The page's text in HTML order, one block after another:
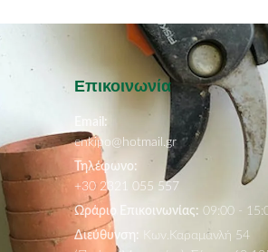
Επικοινωνία
Email:
enkipo@hotmail.gr
Τηλέφωνο:
+30 2321 055 557
Ωράριο Επικοινωνίας: 09:00 -
Διεύθυνση:
Κων.Καραμανλή 54